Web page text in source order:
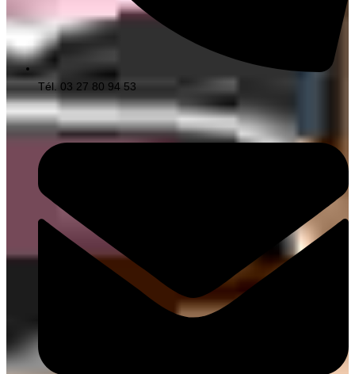
Tél. 03 27 80 94 53